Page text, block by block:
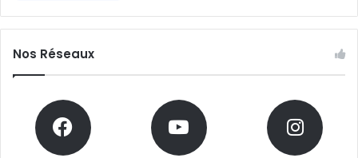
Nos Réseaux